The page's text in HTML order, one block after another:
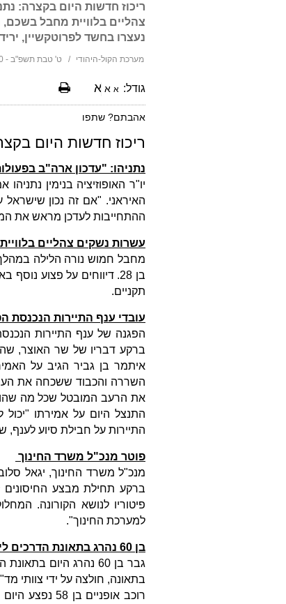
ריכוז חדשות היום בקצרה:
נעצרו בחשד לפרוטקשיין,
מערכת הקול-היהודי ט' טבת תשפ"ב - 17:50 13/12/2021
גודל: א א א
אהבתם? שתפו
ריכוז חדשות היום
נתניהו: "עדכון ארה"ב
יו"ר האופוזיציה בנימין
האיראני. "אם זה נכון
ההתחייבות לעדכן מראש את
עשרות נשקים צהליים
מחבל חמוש נורה הלילה
בן 28. דיווחים על פצוע
תקניים.
עובדי ענף התיירות הנכנסת
הפגנה של ענף התיירות
ברקע דבריו של שר האוצר,
איתמר בן גביר הגיב על
השררה והכבוד ששכחה את העם
את הרעב המובטל שכל מה
התנצל היום על אמירתו
התיירות על חבילת סיוע לענף,
פוטר מנכ"ל משרד החינוך
מנכ"ל משרד החינוך, יגאל
ברקע תחילת מבצע החיסונים
פיטוריו לנושא הקורונה.
למערכת החינוך".
בן 60 נהרג בתאונת הדרכים ליד קריית גת
בתאונה, חולצה על ידי צוותי